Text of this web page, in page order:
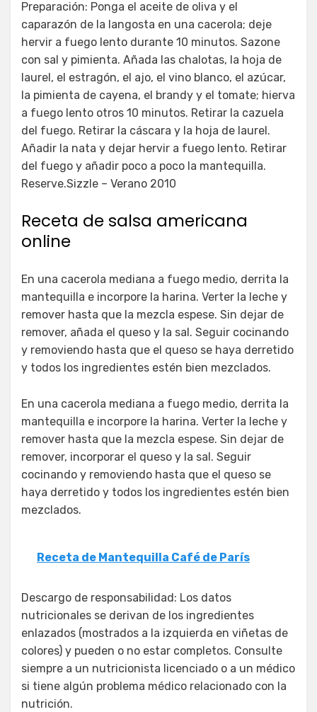
Preparación: Ponga el aceite de oliva y el
caparazón de la langosta en una cacerola; deje
hervir a fuego lento durante 10 minutos. Sazone
con sal y pimienta. Añada las chalotas, la hoja de
laurel, el estragón, el ajo, el vino blanco, el azúcar,
la pimienta de cayena, el brandy y el tomate; hierva
a fuego lento otros 10 minutos. Retirar la cazuela
del fuego. Retirar la cáscara y la hoja de laurel.
Añadir la nata y dejar hervir a fuego lento. Retirar
del fuego y añadir poco a poco la mantequilla.
Reserve.Sizzle – Verano 2010
Receta de salsa americana
online
En una cacerola mediana a fuego medio, derrita la
mantequilla e incorpore la harina. Verter la leche y
remover hasta que la mezcla espese. Sin dejar de
remover, añada el queso y la sal. Seguir cocinando
y removiendo hasta que el queso se haya derretido
y todos los ingredientes estén bien mezclados.
En una cacerola mediana a fuego medio, derrita la
mantequilla e incorpore la harina. Verter la leche y
remover hasta que la mezcla espese. Sin dejar de
remover, incorporar el queso y la sal. Seguir
cocinando y removiendo hasta que el queso se
haya derretido y todos los ingredientes estén bien
mezclados.
Receta de Mantequilla Café de París
Descargo de responsabilidad: Los datos
nutricionales se derivan de los ingredientes
enlazados (mostrados a la izquierda en viñetas de
colores) y pueden o no estar completos. Consulte
siempre a un nutricionista licenciado o a un médico
si tiene algún problema médico relacionado con la
nutrición.